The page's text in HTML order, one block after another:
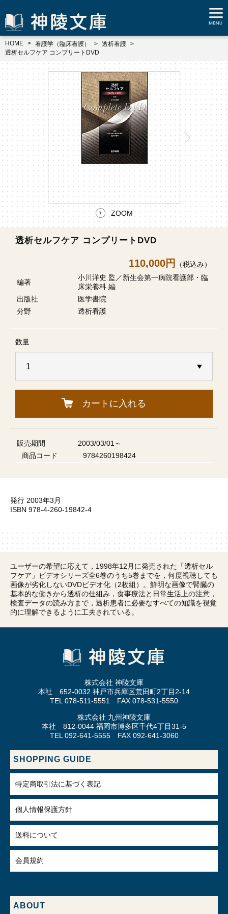
HOME 看護学（臨床看護）
透析看護
透析セルフケア コンプリートDVD
ZOOM
透析セルフケア コンプリートDVD
110,000円 （税込み）
編著
小川洋史 監／新生会第一病院看護部・臨
床栄養科 編
出版社
医学書院
分野
透析看護
数量
カートに入れる
販売期間
2003/03/01～
商品コード
9784260198424
発行 2003年3月
ISBN 978-4-260-19842-4
ユーザーの希望に応えて，1998年12月に発売された「透析セル
フケア」ビデオシリーズ全6巻のうち5巻までを，何度視聴しても
画像が劣化しないDVDビデオ化（2枚組）。鮮明な画像で腎臓の
基本的な働きから透析の仕組み，食事療法と日常生活上の注意，
検査データの読み方まで，透析患者に必要なすべての知識を視覚
的に理解できるように工夫されている。
株式会社 神陵文庫
本社 652-0032 神戸市兵庫区荒田町2丁目2-14
TEL 078-511-5551 FAX 078-531-5550
株式会社 九州神陵文庫
本社 812-0044 福岡市博多区千代4丁目31-5
TEL 092-641-5555 FAX 092-641-3060
SHOPPING GUIDE
特定商取引法に基づく表記
個人情報保護方針
送料について
会員規約
ABOUT